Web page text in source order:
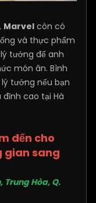
Marvel còn có
và thực phẩm
tưởng để anh
món ăn. Bình
tưởng nếu bạn
cao tại Hà
đến cho
gian sang
Trung Hòa, Q.